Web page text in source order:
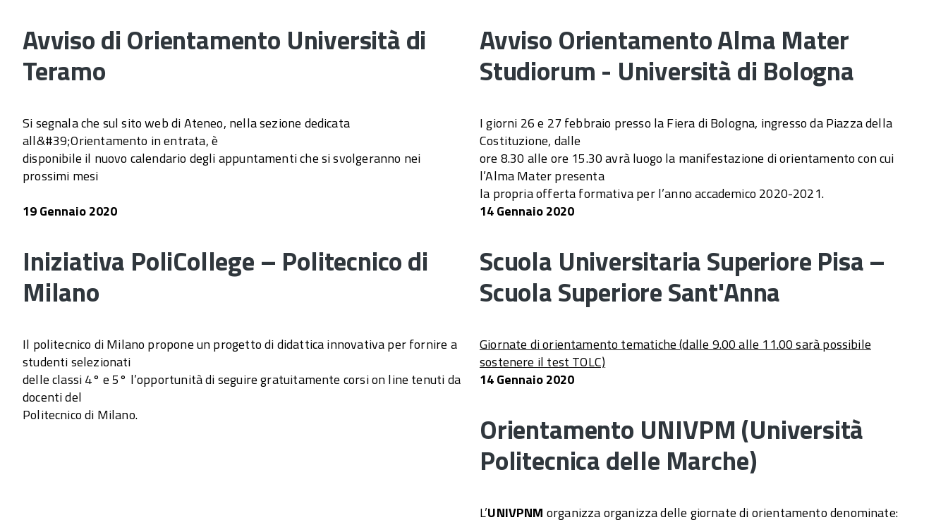
Avviso di Orientamento Università di
Teramo
Si segnala che sul sito web di Ateneo, nella sezione dedicata
all&#39;Orientamento in entrata, è
disponibile il nuovo calendario degli appuntamenti che si svolgeranno nei
prossimi mesi
Avviso Orientamento Alma Mater
Studiorum - Università di Bologna
I giorni 26 e 27 febbraio presso la Fiera di Bologna, ingresso da Piazza della
Costituzione, dalle
ore 8.30 alle ore 15.30 avrà luogo la manifestazione di orientamento con cui
l’Alma Mater presenta
la propria offerta formativa per l’anno accademico 2020-2021.
19 Gennaio 2020
Iniziativa PoliCollege – Politecnico di
Milano
Il politecnico di Milano propone un progetto di didattica innovativa per fornire a
studenti selezionati
delle classi 4° e 5° l’opportunità di seguire gratuitamente corsi on line tenuti da
docenti del
Politecnico di Milano.
14 Gennaio 2020
Scuola Universitaria Superiore Pisa –
Scuola Superiore Sant'Anna
Giornate di orientamento tematiche (dalle 9.00 alle 11.00 sarà possibile
sostenere il test TOLC)
14 Gennaio 2020
Orientamento UNIVPM (Università
Politecnica delle Marche)
L’UNIVPNM organizza organizza delle giornate di orientamento denominate: